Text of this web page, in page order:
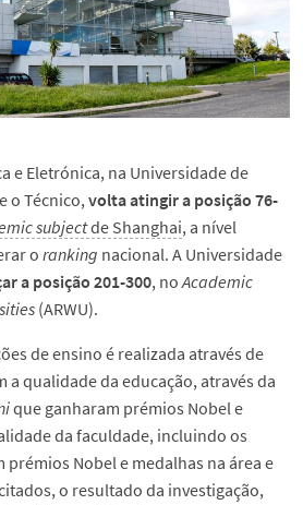
e Eletrónica, na Universidade de
o Técnico,volta atingir a posição 76-
subjectde Shanghai, a nível
o ranking nacional. A Universidade
a posição 201-300, noAcademic
(ARWU).
de ensino é realizada através de
a qualidade da educação, através da
que ganharam prémios Nobel e
da faculdade, incluindo os
Nobel e medalhas na área e
o resultado da investigação,